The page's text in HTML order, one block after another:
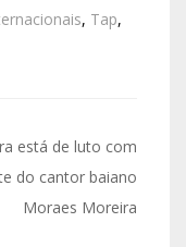
, Tap,
está de luto com
do cantor baiano
Moraes Moreira